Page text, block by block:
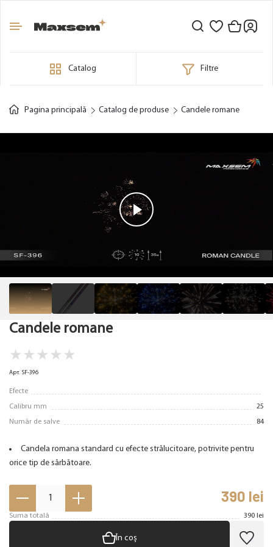
Catalog Filtre
Pagina principală Catalog de produse Candele romane
Candele romane
★ ★ ★ ★ ★
Арт. SF-396
Efecte
Calibru mm 25
Număr de salve 84
Candela romana standard cu efecte strălucitoare, potrivite pentru
orice tip de sărbătoare.
1 390 lei
Suma totală 390 lei
În coș